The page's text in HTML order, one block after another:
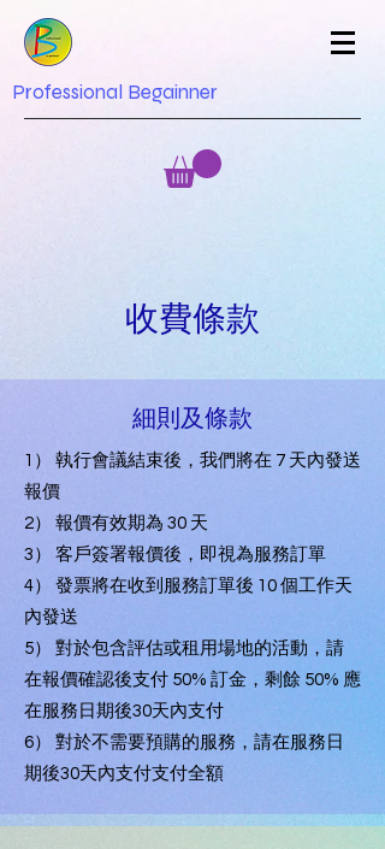
Professional Begainner
收費條款
細則及條款
1） 執行會議結束後，我們將在 7 天內發送
報價
2） 報價有效期為 30 天
3） 客戶簽署報價後，即視為服務訂單
4） 發票將在收到服務訂單後 10 個工作天
內發送
5） 對於包含評估或租用場地的活動，請
在報價確認後支付 50% 訂金，剩餘 50% 應
在服務日期後30天內支付
6） 對於不需要預購的服務，請在服務日
期後30天內支付支付全額